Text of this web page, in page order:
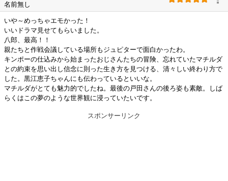
名前無し
いや～めっちゃエモかった！
いいドラマ見せてもらいました。
八郎、最高！！
親たちと作戦会議している場所もジュピターで面白かったわ。
キンポーの仕込みから始まったおじさんたちの冒険、忘れていたマチルダ
との約束を思い出し信念に則った生き方を見つける、清々しい終わり方で
した。黒江恵子ちゃんにも伝わっているといいな。
マチルダがとても魅力的でしたね。最後の戸田さんの後ろ姿も素敵。しば
らくはこの夢のような世界観に浸っていたいです。
スポンサーリンク